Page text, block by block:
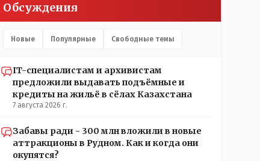
впервые поставили температурный режим на
контроль. То есть первая часть - информация до
трагедии, вторая часть - информация после
трагедии, когда все уже было исправлено.
Обсуждения
Новые Популярные Свободные темы
IT-специалистам и архивистам
предложили выдавать подъёмные и
кредиты на жильё в сёлах Казахстана
7 августа 2026 г.
Забавы ради - 300 млн вложили в новые
аттракционы в Рудном. Как и когда они
окупятся?